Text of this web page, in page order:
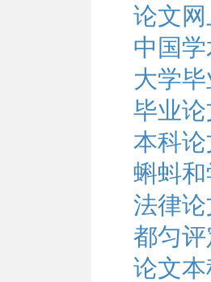
论文
中国
大学
毕业
本科
蝌蚪
法律
都匀
论文